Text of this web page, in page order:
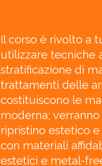
Il corso è rivolto a
utilizzare tecniche
stratificazione di
trattamenti delle
costituiscono le
moderna;
ripristino estetico
con materiali
estetici e metal-